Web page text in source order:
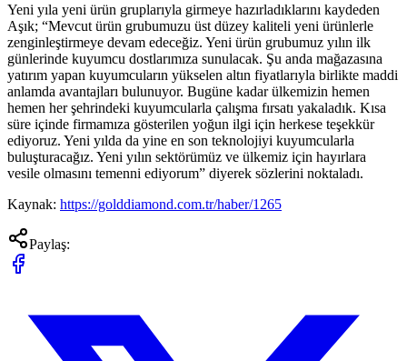
Yeni yıla yeni ürün gruplarıyla girmeye hazırladıklarını kaydeden
Aşık; “Mevcut ürün grubumuzu üst düzey kaliteli yeni ürünlerle
zenginleştirmeye devam edeceğiz. Yeni ürün grubumuz yılın ilk
günlerinde kuyumcu dostlarımıza sunulacak. Şu anda mağazasına
yatırım yapan kuyumcuların yükselen altın fiyatlarıyla birlikte maddi
anlamda avantajları bulunuyor. Bugüne kadar ülkemizin hemen
hemen her şehrindeki kuyumcularla çalışma fırsatı yakaladık. Kısa
süre içinde firmamıza gösterilen yoğun ilgi için herkese teşekkür
ediyoruz. Yeni yılda da yine en son teknolojiyi kuyumcularla
buluşturacağız. Yeni yılın sektörümüz ve ülkemiz için hayırlara
vesile olmasını temenni ediyorum” diyerek sözlerini noktaladı.
Kaynak: https://golddiamond.com.tr/haber/1265
Paylaş: